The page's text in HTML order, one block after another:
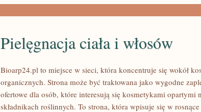
Pielęgnacja ciała i włosów
Bioarp24.pl to miejsce w sieci, która koncentruje się wokół
organicznych. Strona może być traktowana jako wygodne
ofertowe dla osób, które interesują się kosmetykami opartymi
składnikach roślinnych. To strona, która wpisuje się w rosnące